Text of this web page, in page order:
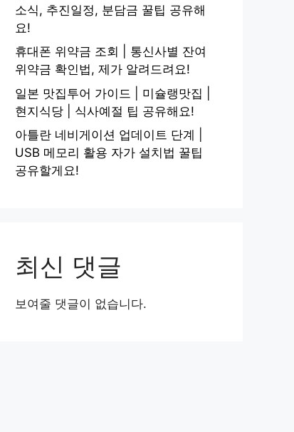
소식, 추진일정, 분담금 꿀팁 공유해
요!
휴대폰 위약금 조회 | 통신사별 잔여
위약금 확인법, 제가 알려드려요!
일본 맛집투어 가이드 | 미슐랭맛집 |
현지식당 | 식사예절 팁 공유해요!
아틀란 네비게이션 업데이트 단계 |
USB 메모리 활용 자가 설치법 꿀팁
공유할게요!
최신 댓글
보여줄 댓글이 없습니다.